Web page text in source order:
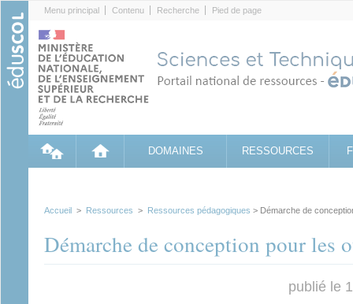
Menu principal Contenu Recherche Pied de page
DOMAINES RESSOURCES
Accueil > Ressources > Ressources pédagogiques > Démarche de
Démarche de conception pour les
publié le